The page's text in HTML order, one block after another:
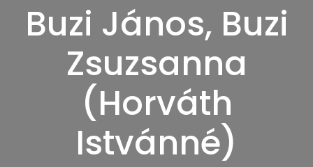
Buzi János, Buzi
Zsuzsanna
(Horváth
Istvánné)